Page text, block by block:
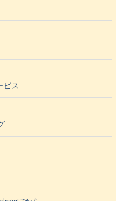
ビス